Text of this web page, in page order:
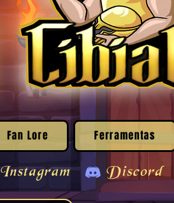
Fan Lore Ferramentas
Instagram Discord